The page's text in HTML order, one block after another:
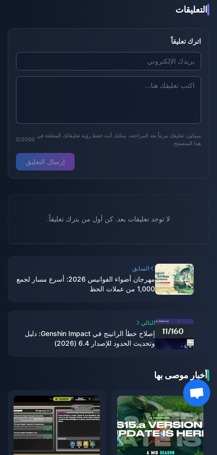
التعليقات
اترك تعليقاً
سيكون تعليقك مرئياً بعد المراجعة. يمكنك أنت فقط رؤية تعليقاتك المعلقة في
هذا المتصفح.
0/2000
إرسال التعليق
لا توجد تعليقات بعد. كن أول من يترك تعليقاً.
السابق
مهرجان أضواء الفوانيس 2026: أسرع مسار لجمع
1,000 من عملات الحظ
التالي
إصلاح خطأ الراتينج في Genshin Impact: دليل
وتحديث الحدود للإصدار 6.4 (2026)
أخبار موصى بها